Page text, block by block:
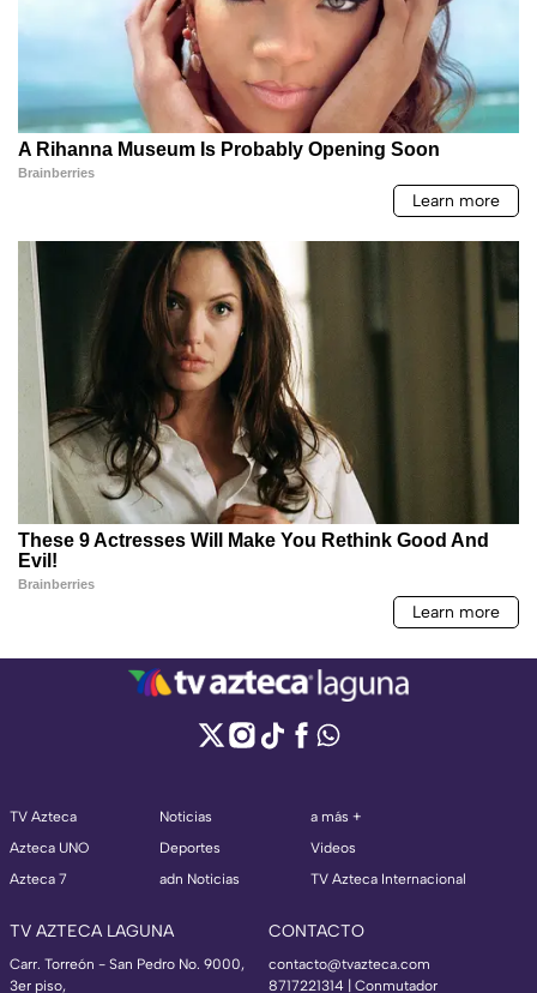
TV Azteca
Azteca UNO
Azteca 7
Noticias
Deportes
adn Noticias
a más +
Videos
TV Azteca Internacional
TV AZTECA LAGUNA
Carr. Torreón - San Pedro No. 9000,
3er piso,
CONTACTO
contacto@tvazteca.com
8717221314 | Conmutador